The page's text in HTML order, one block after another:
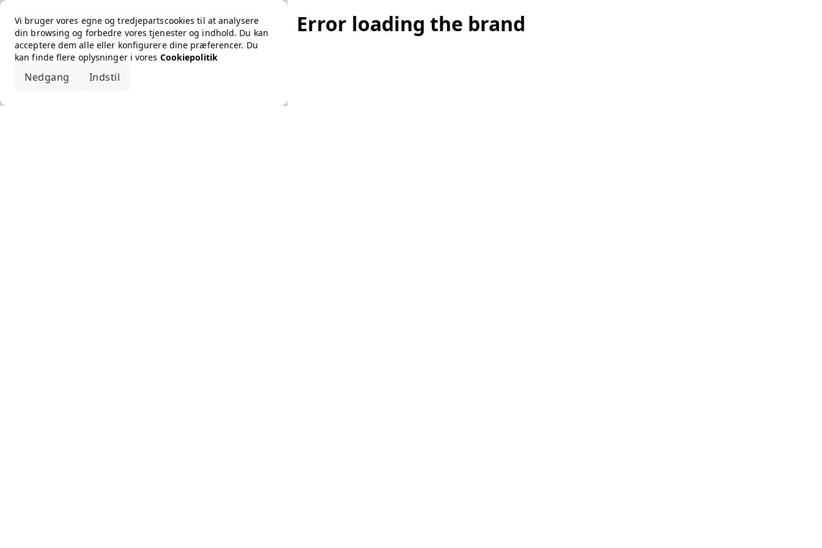
Vi bruger vores egne og tredjepartscookies til at analysere
din browsing og forbedre vores tjenester og indhold. Du kan
acceptere dem alle eller konfigurere dine præferencer. Du
kan finde flere oplysninger i vores Cookiepolitik
Nedgang Indstil
Error loading the brand